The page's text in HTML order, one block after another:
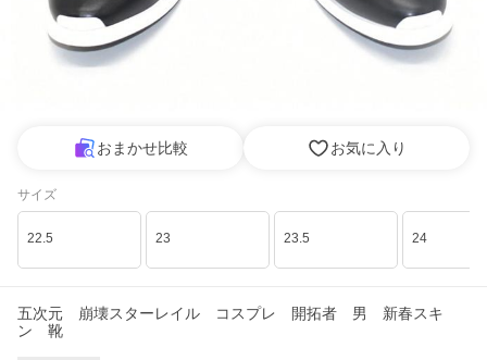
おまかせ比較 お気に入り
サイズ
22.5 23 23.5 24
五次元 崩壊スターレイル コスプレ 開拓者 男 新春スキ
ン 靴